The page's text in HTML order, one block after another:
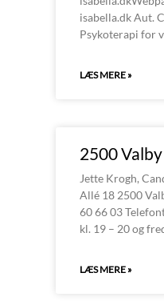
isabella.dk Aut.
Psykoterapi for
LÆS MERE »
2500
Jette Krogh,
Allé 18 2500
60 66 03
kl. 19 – 20 og
LÆS MERE »